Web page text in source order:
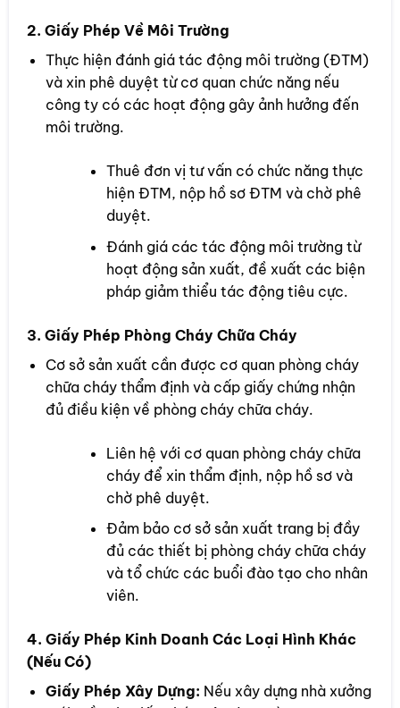
2. Giấy Phép Về Môi Trường
Thực hiện đánh giá tác động môi trường (ĐTM)
và xin phê duyệt từ cơ quan chức năng nếu
công ty có các hoạt động gây ảnh hưởng đến
môi trường.
Thuê đơn vị tư vấn có chức năng thực
hiện ĐTM, nộp hồ sơ ĐTM và chờ phê
duyệt.
Đánh giá các tác động môi trường từ
hoạt động sản xuất, đề xuất các biện
pháp giảm thiểu tác động tiêu cực.
3. Giấy Phép Phòng Cháy Chữa Cháy
Cơ sở sản xuất cần được cơ quan phòng cháy
chữa cháy thẩm định và cấp giấy chứng nhận
đủ điều kiện về phòng cháy chữa cháy.
Liên hệ với cơ quan phòng cháy chữa
cháy để xin thẩm định, nộp hồ sơ và
chờ phê duyệt.
Đảm bảo cơ sở sản xuất trang bị đầy
đủ các thiết bị phòng cháy chữa cháy
và tổ chức các buổi đào tạo cho nhân
viên.
4. Giấy Phép Kinh Doanh Các Loại Hình Khác
(Nếu Có)
Giấy Phép Xây Dựng: Nếu xây dựng nhà xưởng